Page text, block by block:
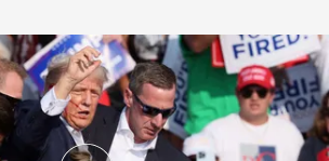
entre los agentes que vigilaban el mitin de
Noticias Cuatro
17:48h.